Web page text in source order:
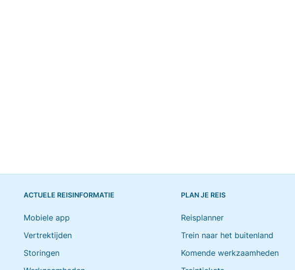
ACTUELE REISINFORMATIE
Mobiele app
Vertrektijden
Storingen
PLAN JE REIS
Reisplanner
Trein naar het buitenland
Komende werkzaamheden